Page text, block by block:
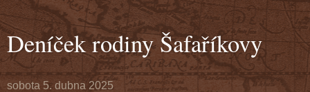
Deníček rodiny Šafaříkovy
sobota 5. dubna 2025